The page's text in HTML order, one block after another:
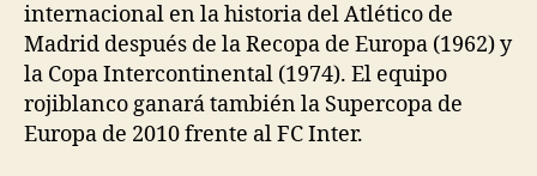
internacional en la historia del Atlético de
Madrid después de la Recopa de Europa (1962) y
la Copa Intercontinental (1974). El equipo
rojiblanco ganará también la Supercopa de
Europa de 2010 frente al FC Inter.